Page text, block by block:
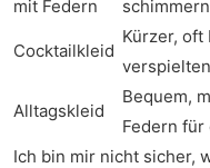
mit Federn
Cocktailkleid
Kürzer, oft
Alltagskleid
Bequem,
Federn für
Ich bin mir nicht sicher,